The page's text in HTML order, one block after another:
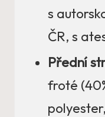
s
ČR, s
Přední
froté